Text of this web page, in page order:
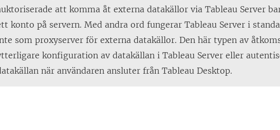
att komma åt externa datakällor via Tableau Server
konto på servern. Med andra ord fungerar Tableau Server i
som proxyserver för externa datakällor. Den här typen av
konfiguration av datakällan i Tableau Server eller
när användaren ansluter från Tableau Desktop.